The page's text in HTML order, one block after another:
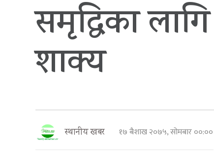
समृद्धिका
शाक्य
स्थानीय खबर १७ बैशाख २०७५, सोमबार ००:००